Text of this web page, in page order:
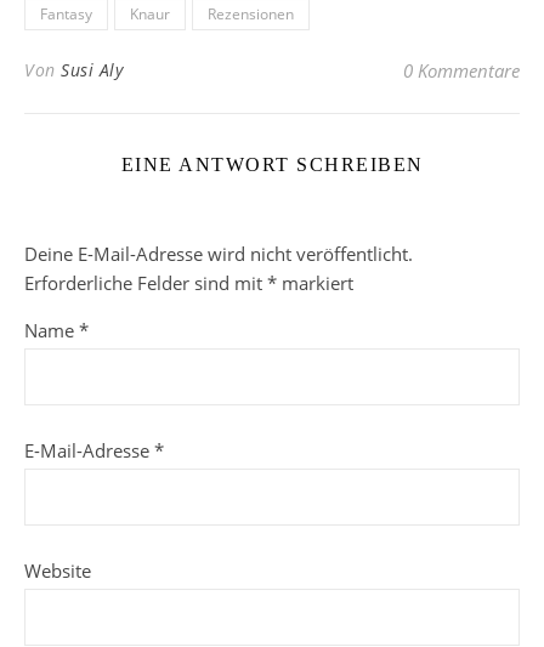
Fantasy Knaur Rezensionen
Von Susi Aly 0 Kommentare
EINE ANTWORT SCHREIBEN
Deine E-Mail-Adresse wird nicht veröffentlicht.
Erforderliche Felder sind mit * markiert
Name *
E-Mail-Adresse *
Website